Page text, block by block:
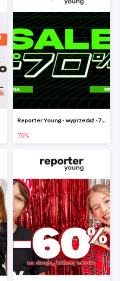
Reporter Young - wyprzedaż -70%
70%